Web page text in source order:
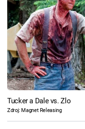
Tucker a Dale vs. Zlo
Zdroj: Magnet Releasing